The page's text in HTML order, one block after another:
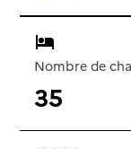
Nombre de
35